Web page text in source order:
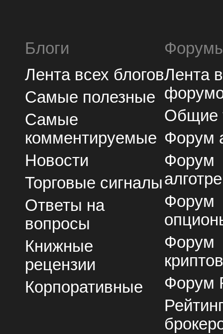
Блоги
Лента всех блогов
Самые полезные
Самые
комментируемые
Новости
Торговые сигналы
Ответы на
вопросы
Книжные
рецензии
Корпоративные
Лента
Общие
Форум
Форум
Форум
Форум
Форум